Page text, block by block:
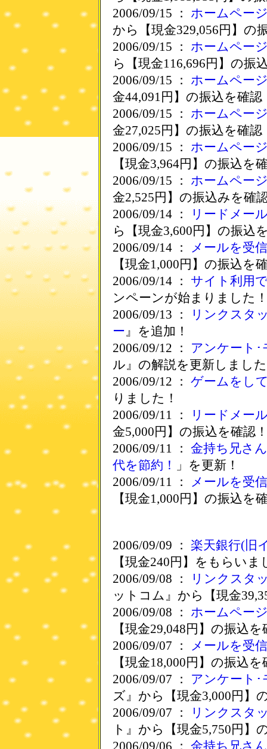
2006/09/15 ： ホームペー
から【現金329,056円】の
2006/09/15 ： ホームペー
ら【現金116,696円】の振
2006/09/15 ： ホームペー
金44,091円】の振込を確認
2006/09/15 ： ホームペー
金27,025円】の振込を確認
2006/09/15 ： ホームペー
【現金3,964円】の振込を
2006/09/15 ： ホームペー
金2,525円】の振込みを確
2006/09/14 ：
リードメー
ら【現金3,600円】の振込
2006/09/14 ：
メールを受
【現金1,000円】の振込を
2006/09/14 ： サイト利用
ンペーンが始まりました
2006/09/13 ：
リンクスタ
ー』を追加！
2006/09/12 ： アンケート
ル』の解説を更新しまし
2006/09/12 ： ゲームをし
りました！
2006/09/11 ：
リードメー
金5,000円】の振込を確認
2006/09/11 ： 金持ち兄さ
代を節約！
」を更新！
2006/09/11 ：
メールを受
【現金1,000円】の振込を
2006/09/09 ： 楽天銀行(旧
【現金240円】をもらいま
2006/09/08 ：
リンクスタ
ットコム』から【現金
2006/09/08 ： ホームペー
【現金29,048円】の振込
2006/09/07 ：
メールを受
【現金18,000円】の振込
2006/09/07 ： アンケート
ズ』から【現金3,000円】
2006/09/07 ：
リンクスタ
ト』から【現金5,750円】
2006/09/06 ： 金持ち兄さ